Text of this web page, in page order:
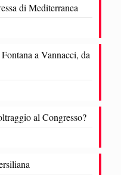
di Mediterranea
a Vannacci, da
al Congresso?